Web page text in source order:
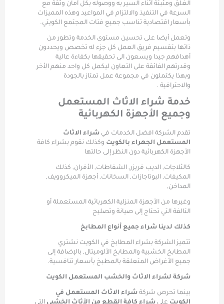
الغلق ومثبتة أثناء السير به ووصوله بكل أمان وثقة مع
السرعة في التنفيذ والالتزام في المواعيد وهذه المميزات
بأسعار اقتصادية تناسب جميع فئات المجتمع الكويتي.
وتعمل أيضا على تحسين مستوى الخدمة وتطور من
ذاتها بتقسيم فريق العمل كل جزء له تخصص ويحددون
أهدافهم جيدا ويسعون الى تحقيقها بكفاءة عالية
وقدرتهم الفائقة على التعاون ليكمل كل واحد منهم الأخر
وبهذا يكتملون في مجموعة عمل تمتاز بالجودة
والاحترافية .
خدمة شراء الاثاث المستعمل
وجميع الأجهزة الكهربائية
تقدم الشركة افضل الخدمات فيشراء الاثاث
المستعمل الجهراء بالكويت وكذلك نقوم بشراء كافة
الأجهزة الكهربائية دون النظر إلى حالتها
كالثلاجات, الديب فريزر, الشفاطات, الأفران, كذلك
المكيفات, البوتاجازات, السخانات, أجهزة الميكروويف,
المداخن,
وغيرها من الأجهزة المنزلية الكهربائية المستعملة أو
التالفة التي تحتاج إلى صيانة وتصليح
كذلك لدينا شراء جميع أنواع المطابخ
تتميز الشركة بشراء المطابخ في الكويت نشتري
المطابخ الخشبية والمطابخ الألوميتال, بالإضافة إلى
جميع الأغراض المتعلقة بالمطبخ بأسعار تنافسية.
شركة لشراء الاثاث والخشب المستعمل الكويت
بينما تحرص شركةشراء الاثاث المستعمل في
الكويت علىشراء كافة القطع من الأثاث الخشبي التي